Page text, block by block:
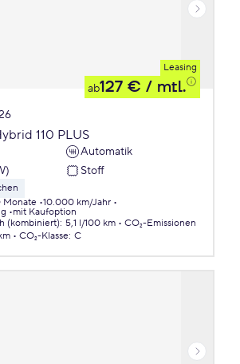
Leasing
ab127 € / mtl.
110 PLUS
Automatik
Stoff
Monate 10.000 km/Jahr
mit Kaufoption
(kombiniert): 5,1 l/100 km
CO₂-Emissionen
CO₂-Klasse: C